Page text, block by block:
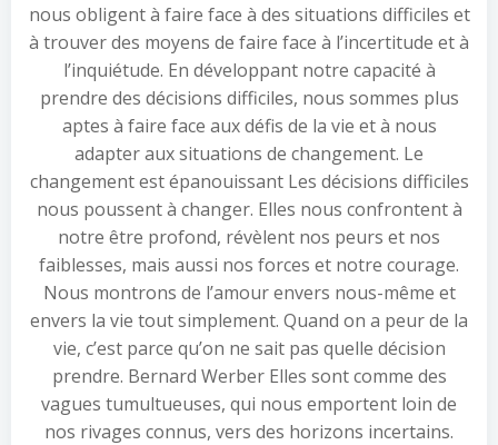
nous obligent à faire face à des situations difficiles et
à trouver des moyens de faire face à l’incertitude et à
l’inquiétude. En développant notre capacité à
prendre des décisions difficiles, nous sommes plus
aptes à faire face aux défis de la vie et à nous
adapter aux situations de changement. Le
changement est épanouissant Les décisions difficiles
nous poussent à changer. Elles nous confrontent à
notre être profond, révèlent nos peurs et nos
faiblesses, mais aussi nos forces et notre courage.
Nous montrons de l’amour envers nous-même et
envers la vie tout simplement. Quand on a peur de la
vie, c’est parce qu’on ne sait pas quelle décision
prendre. Bernard Werber Elles sont comme des
vagues tumultueuses, qui nous emportent loin de
nos rivages connus, vers des horizons incertains.